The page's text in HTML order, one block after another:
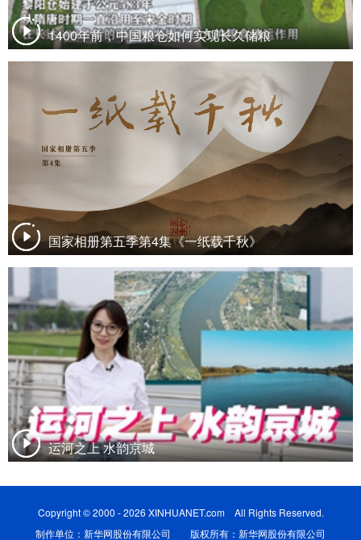
1400年前，中国粮仓如何实现长久储粮
国家相册第五季第4集《一纸载千秋》
运河之上 水韵京城
Copyright © 2000 - 2026 XINHUANET.com All Rights Reserved.
制作单位：新华网股份有限公司 版权所有：新华网股份有限公司